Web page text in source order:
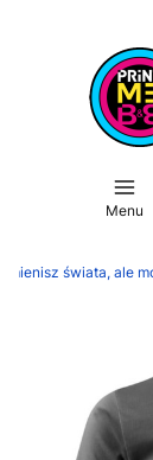
Menu
świata, ale